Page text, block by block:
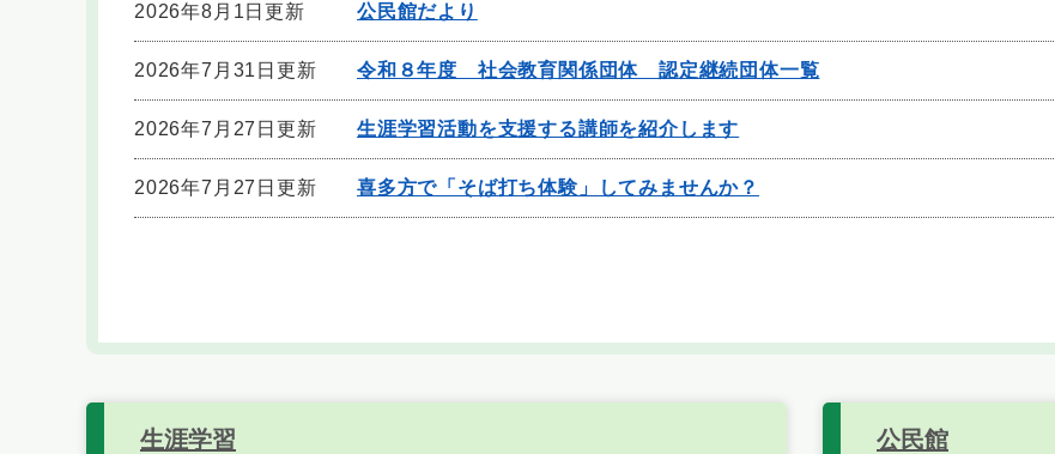
2026年8月1日更新 公民館だより
2026年7月31日更新 令和８年度 社会教育関係団体 認定継続団体一覧
2026年7月27日更新 生涯学習活動を支援する講師を紹介します
2026年7月27日更新 喜多方で「そば打ち体験」してみませんか？
生涯学習 公民館